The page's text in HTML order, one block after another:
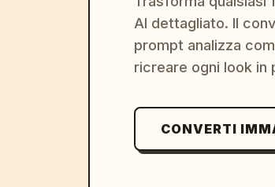
AI dettagliato. Il
prompt analizza
ricreare ogni look in
CONVERTI